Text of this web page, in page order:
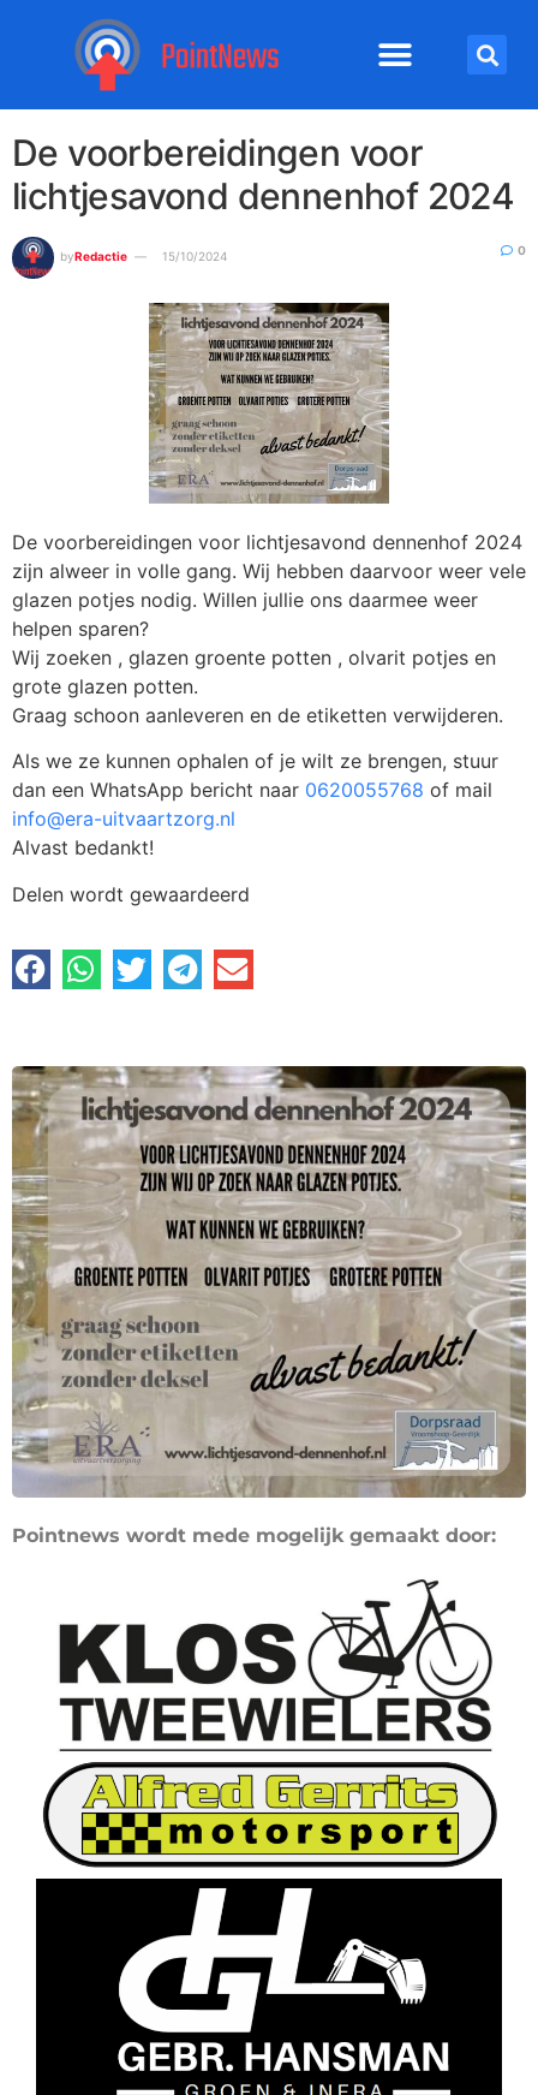
De voorbereidingen voor
lichtjesavond dennenhof 2024
byRedactie 15/10/2024 0
De voorbereidingen voor lichtjesavond dennenhof 2024
zijn alweer in volle gang. Wij hebben daarvoor weer vele
glazen potjes nodig. Willen jullie ons daarmee weer
helpen sparen?
Wij zoeken , glazen groente potten , olvarit potjes en
grote glazen potten.
Graag schoon aanleveren en de etiketten verwijderen.
Als we ze kunnen ophalen of je wilt ze brengen, stuur
dan een WhatsApp bericht naar 0620055768 of mail
info@era-uitvaartzorg.nl
Alvast bedankt!
Delen wordt gewaardeerd
Pointnews wordt mede mogelijk gemaakt door: